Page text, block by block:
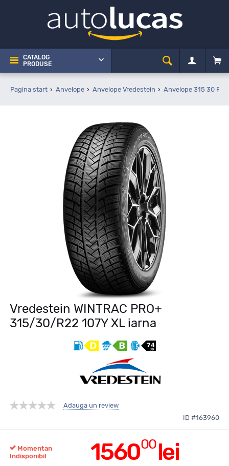
CATALOG
PRODUSE
Pagina start Anvelope Anvelope Vredestein Anvelope 315 30 R22
Vredestein WINTRAC PRO+
315/30/R22 107Y XL iarna
Adauga un review
ID #163960
156000lei
Momentan
Indisponibil